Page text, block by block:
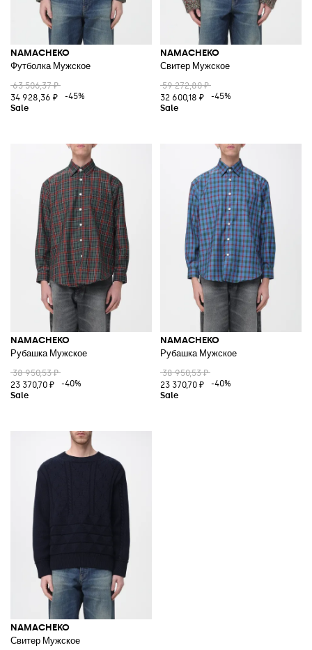
NAMACHEKO
Футболка Мужское
63 506,37 ₽
34 928,36 ₽
-45%
NAMACHEKO
Свитер Мужское
59 272,80 ₽
32 600,18 ₽
-45%
NAMACHEKO
Рубашка Мужское
38 950,53 ₽
23 370,70 ₽
-40%
NAMACHEKO
Рубашка Мужское
38 950,53 ₽
23 370,70 ₽
-40%
NAMACHEKO
Свитер Мужское